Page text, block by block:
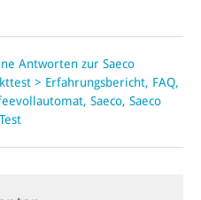
Antworten zur Saeco
> Erfahrungsbericht, FAQ,
Saeco, Saeco